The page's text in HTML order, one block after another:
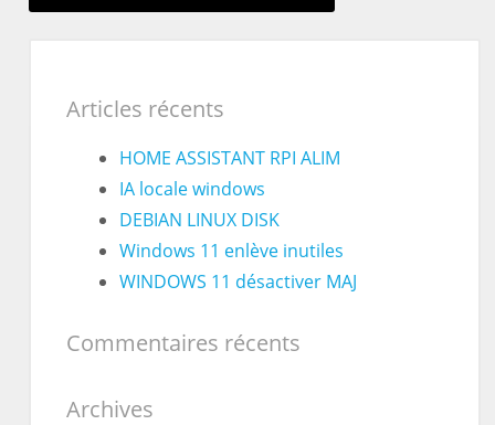
Articles récents
HOME ASSISTANT RPI ALIM
IA locale windows
DEBIAN LINUX DISK
Windows 11 enlève inutiles
WINDOWS 11 désactiver MAJ
Commentaires récents
Archives